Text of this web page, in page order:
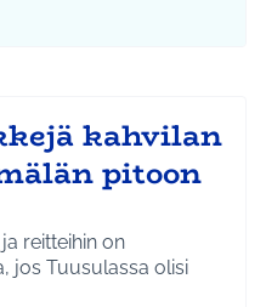
kahvilan
pitoon
reitteihin on
jos Tuusulassa olisi